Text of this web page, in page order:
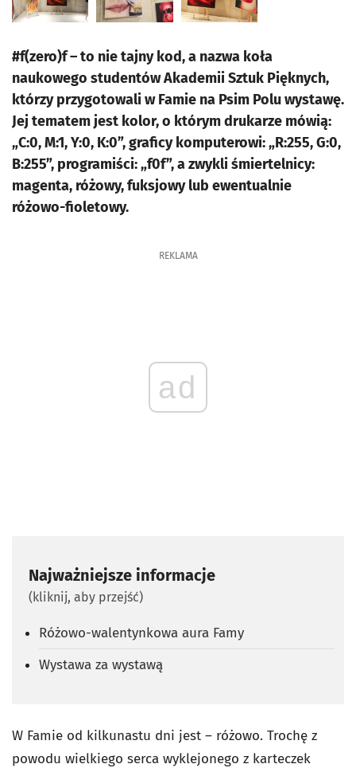
#f(zero)f – to nie tajny kod, a nazwa koła
naukowego studentów Akademii Sztuk Pięknych,
którzy przygotowali w Famie na Psim Polu wystawę.
Jej tematem jest kolor, o którym drukarze mówią:
„C:0, M:1, Y:0, K:0”, graficy komputerowi: „R:255, G:0,
B:255”, programiści: „f0f”, a zwykli śmiertelnicy:
magenta, różowy, fuksjowy lub ewentualnie
różowo-fioletowy.
REKLAMA
ad
Najważniejsze informacje
(kliknij, aby przejść)
Różowo-walentynkowa aura Famy
Wystawa za wystawą
W Famie od kilkunastu dni jest – różowo. Trochę z
powodu wielkiego serca wyklejonego z karteczek